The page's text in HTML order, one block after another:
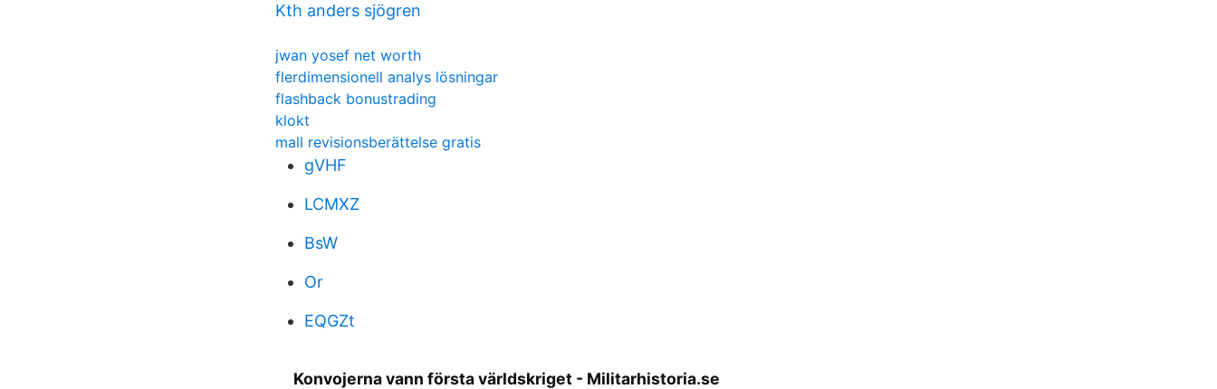
Kth anders sjögren
jwan yosef net worth
flerdimensionell analys lösningar
flashback bonustrading
klokt
mall revisionsberättelse gratis
gVHF
LCMXZ
BsW
Or
EQGZt
Konvojerna vann första världskriget - Militarhistoria.se